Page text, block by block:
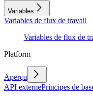
Variables
Variables de flux de travail
Variables de flux de
Platform
Aperçu
API externePrincipes de